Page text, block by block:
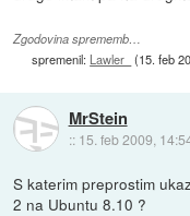
Zgodovina sprememb…
spremenil: Lawler_ (15. feb
MrStein
:: 15. feb 2009,
S katerim preprostim
2 na Ubuntu 8.10 ?